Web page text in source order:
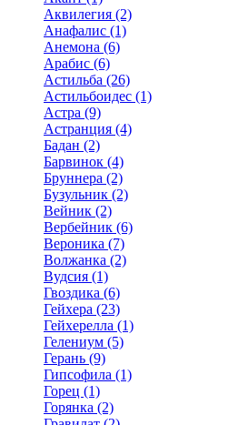
Аквилегия (2)
Анафалис (1)
Анемона (6)
Арабис (6)
Астильба (26)
Астильбоидес (1)
Астра (9)
Астранция (4)
Бадан (2)
Барвинок (4)
Бруннера (2)
Бузульник (2)
Вейник (2)
Вербейник (6)
Вероника (7)
Волжанка (2)
Вудсия (1)
Гвоздика (6)
Гейхера (23)
Гейхерелла (1)
Гелениум (5)
Герань (9)
Гипсофила (1)
Горец (1)
Горянка (2)